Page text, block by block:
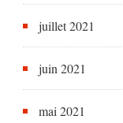
juillet 2021
juin 2021
mai 2021